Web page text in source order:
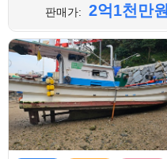
판매가: 2억1천만원